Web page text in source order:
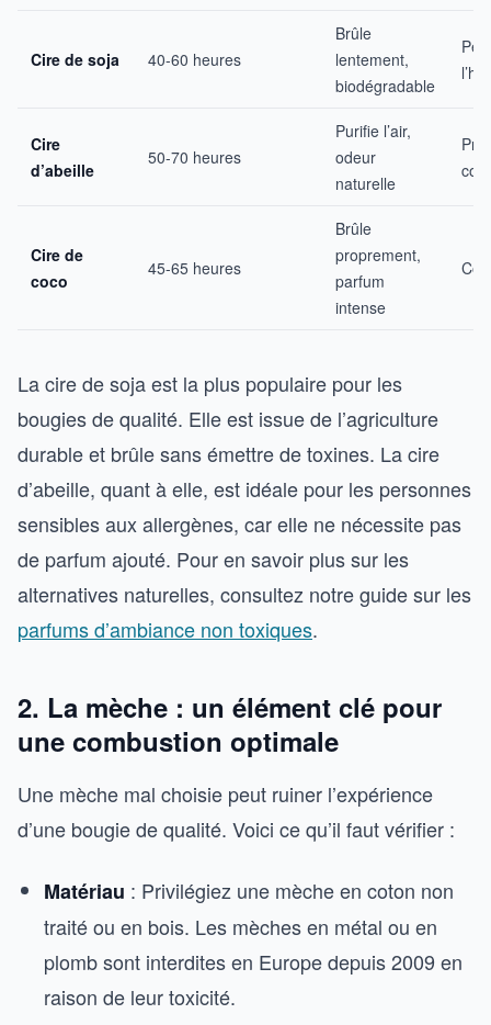
Cire de soja 40-60 heures
Brûle
lentement,
biodégradable
Cire
d’abeille
50-70 heures
Purifie l’air,
odeur
naturelle
Cire de
coco
45-65 heures
Brûle
proprement,
parfum
intense
La cire de soja est la plus populaire pour les
bougies de qualité. Elle est issue de l’agriculture
durable et brûle sans émettre de toxines. La cire
d’abeille, quant à elle, est idéale pour les personnes
sensibles aux allergènes, car elle ne nécessite pas
de parfum ajouté. Pour en savoir plus sur les
alternatives naturelles, consultez notre guide sur les
parfums d’ambiance non toxiques.
2. La mèche : un élément clé pour
une combustion optimale
Une mèche mal choisie peut ruiner l’expérience
d’une bougie de qualité. Voici ce qu’il faut vérifier :
Matériau : Privilégiez une mèche en coton non
traité ou en bois. Les mèches en métal ou en
plomb sont interdites en Europe depuis 2009 en
raison de leur toxicité.